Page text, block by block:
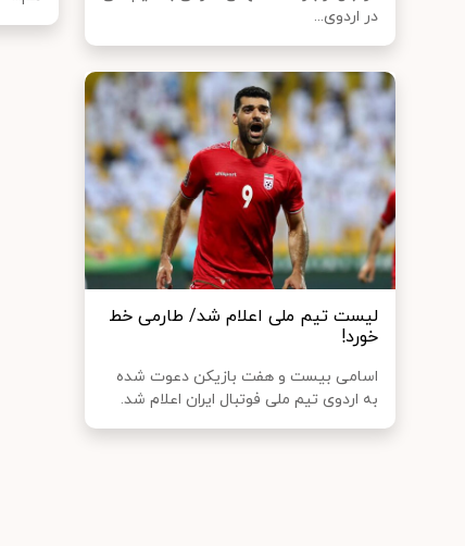
در اردوی...
لیست تیم ملی اعلام شد/ طارمی خط
خورد!
اسامی بیست و هفت بازیکن دعوت شده
به اردوی تیم ملی فوتبال ایران اعلام شد.